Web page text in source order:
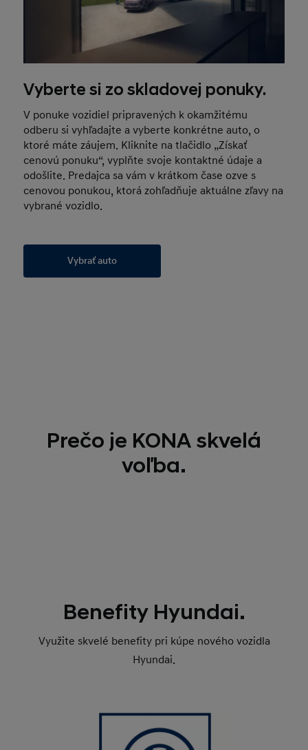
Vyberte si zo skladovej ponuky.
V ponuke vozidiel pripravených k okamžitému
odberu si vyhľadajte a vyberte konkrétne auto, o
ktoré máte záujem. Kliknite na tlačidlo „Získať
cenovú ponuku“, vyplňte svoje kontaktné údaje a
odošlite. Predajca sa vám v krátkom čase ozve s
cenovou ponukou, ktorá zohľadňuje aktuálne zľavy na
vybrané vozidlo.
Vybrať auto
Prečo je KONA skvelá
voľba.
Benefity Hyundai.
Využite skvelé benefity pri kúpe nového vozidla
Hyundai.